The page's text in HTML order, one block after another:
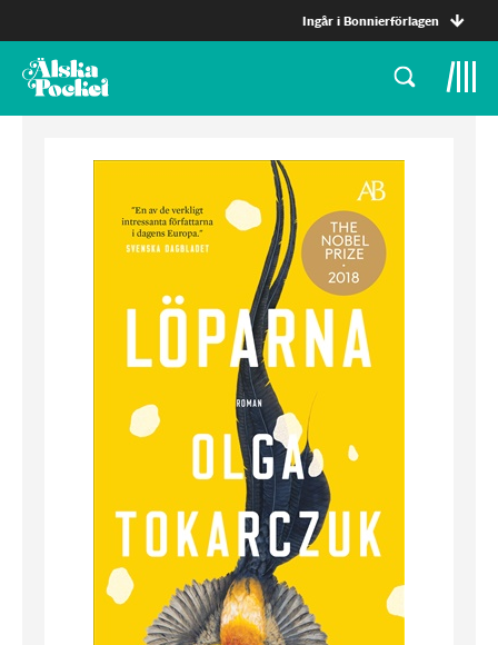
Ingår i Bonnierförlagen